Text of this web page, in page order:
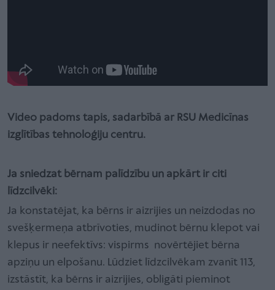
Video padoms tapis, sadarbībā ar RSU Medicīnas
izglītības tehnoloģiju centru.
Ja sniedzat bērnam palīdzību un apkārt ir citi
līdzcilvēki:
Ja konstatējat, ka bērns ir aizrijies un neizdodas no
svešķermeņa atbrīvoties, mudinot bērnu klepot vai
klepus ir neefektīvs: vispirms novērtējiet bērna
apziņu un elpošanu. Lūdziet līdzcilvēkam zvanīt 113,
izstāstīt, ka bērns ir aizrijies, obligāti pieminot